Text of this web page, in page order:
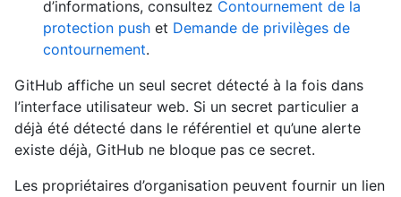
d’informations, consultez Contournement de la
protection push et Demande de privilèges de
contournement.
GitHub affiche un seul secret détecté à la fois dans
l’interface utilisateur web. Si un secret particulier a
déjà été détecté dans le référentiel et qu’une alerte
existe déjà, GitHub ne bloque pas ce secret.
Les propriétaires d’organisation peuvent fournir un lien